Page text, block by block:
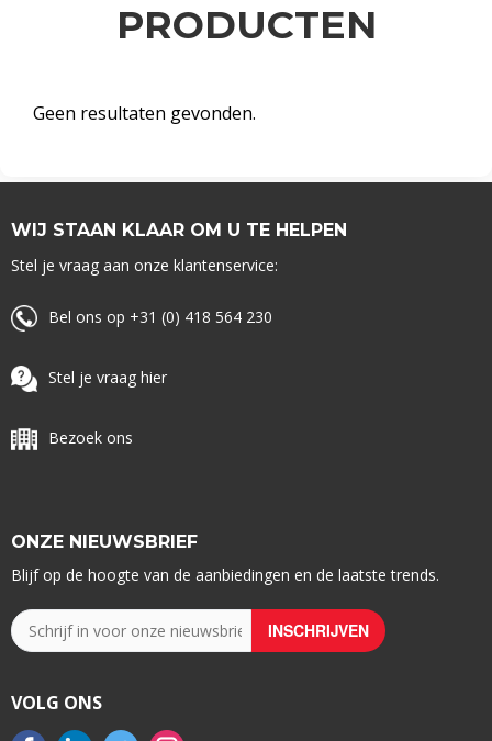
PRODUCTEN
Geen resultaten gevonden.
WIJ STAAN KLAAR OM U TE HELPEN
Stel je vraag aan onze klantenservice:
Bel ons op +31 (0) 418 564 230
Stel je vraag hier
Bezoek ons
ONZE NIEUWSBRIEF
Blijf op de hoogte van de aanbiedingen en de laatste trends.
VOLG ONS